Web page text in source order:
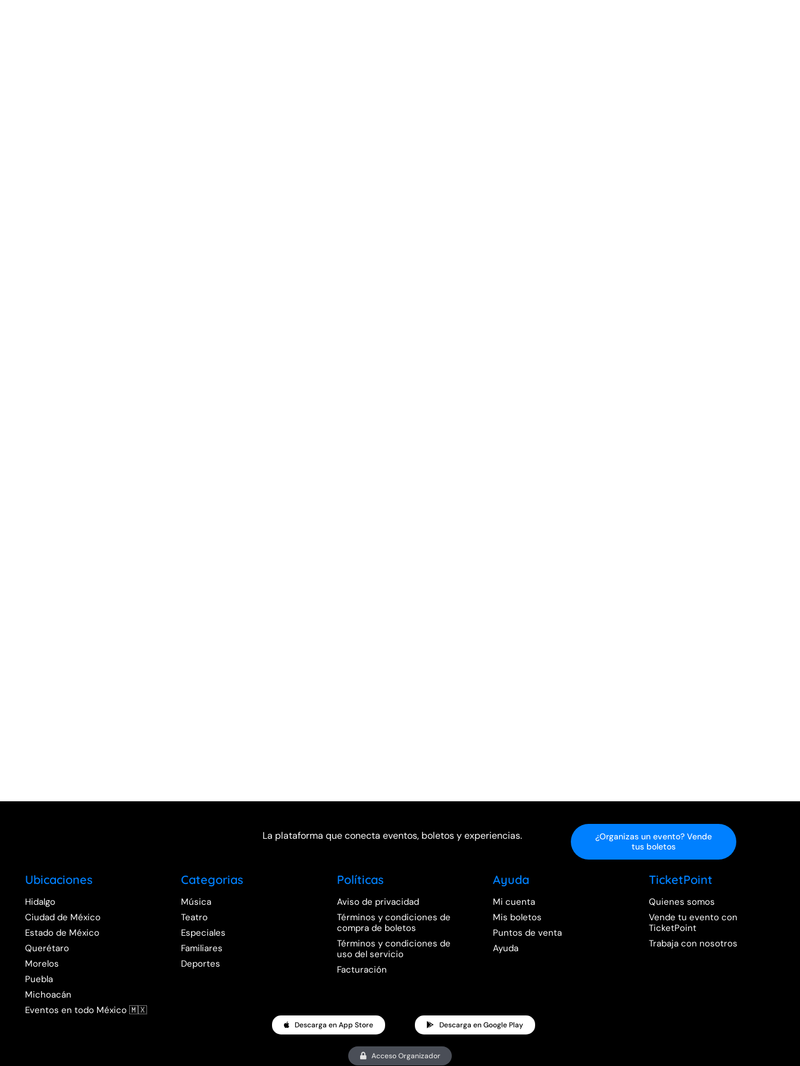
La plataforma que conecta eventos, boletos y experiencias.
¿Organizas un evento? Vende
tus boletos
Ubicaciones
Hidalgo
Ciudad de México
Estado de México
Querétaro
Morelos
Puebla
Michoacán
Eventos en todo México 🇲🇽
Categorias
Música
Teatro
Especiales
Familiares
Deportes
Políticas
Aviso de privacidad
Términos y condiciones de
compra de boletos
Términos y condiciones de
uso del servicio
Facturación
Ayuda
Mi cuenta
Mis boletos
Puntos de venta
Ayuda
TicketPoint
Quienes somos
Vende tu evento con
TicketPoint
Trabaja con nosotros
Descarga en App Store Descarga en Google Play
Acceso Organizador